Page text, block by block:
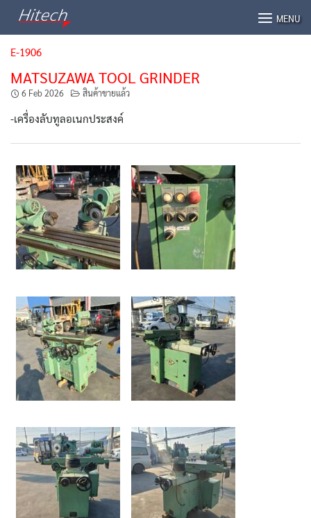
MENU
E-1906
MATSUZAWA TOOL GRINDER
6 Feb 2026 สินค้าขายแล้ว
-เครื่องลับทูลอเนกประสงค์